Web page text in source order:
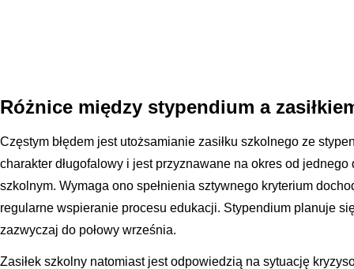
Różnice między stypendium a
Częstym błędem jest utożsamianie zasiłku szkolnego ze
charakter długofalowy i jest przyznawane na okres od
szkolnym. Wymaga ono spełnienia sztywnego kryterium
regularne wspieranie procesu edukacji. Stypendium planuje
zazwyczaj do połowy września.
Zasiłek szkolny natomiast jest odpowiedzią na sytuację